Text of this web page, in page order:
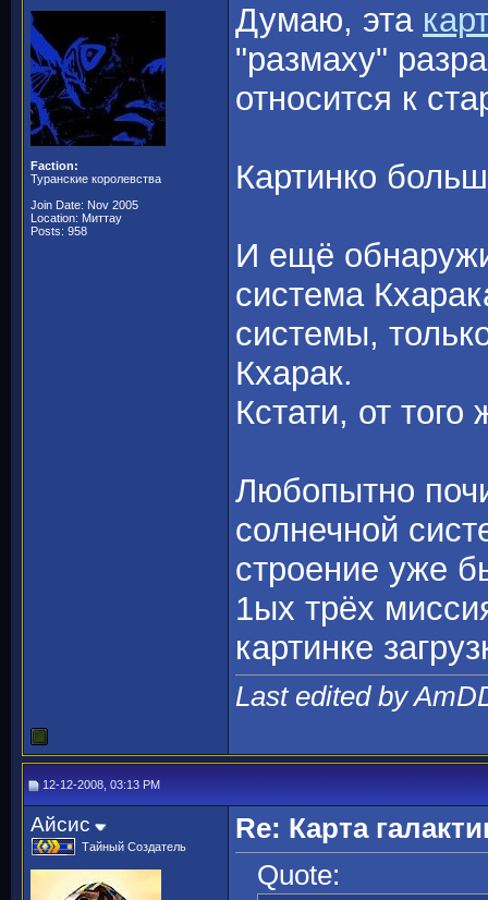
Faction:
Туранские королевства
Join Date: Nov 2005
Location: Миттау
Posts: 958
Думаю, эта
"размаху"
относится к
Картинко
И ещё
система
системы,
Кхарак.
Кстати, от
Любопытно
солнечной
строение уже
1ых трёх
картинке
Last edited by
12-12-2008, 03:13 PM
Айсис
Тайный Создатель
Re: Карта
Quote: